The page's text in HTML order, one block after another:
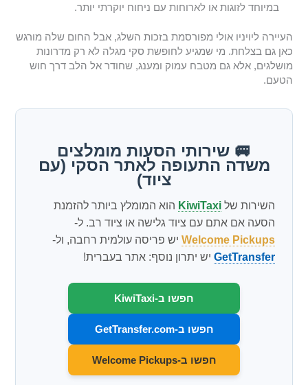
במיוחד לזוגות או לארוחות עם ניחוח יוקרתי יותר.
העיירה ליויניו אולי מפורסמת בזכות השלג, אבל החום שלה מורגש
כאן גם בצלחת. מי שמגיע לחופשת סקי מגלה לא רק מדרונות
מושלגים, אלא גם מטבח עמוק ומענג, שחודר אל הלב דרך חוש
הטעם.
🚐 שירותי הסעות מומלצים
משדה התעופה לאתר הסקי (עם
ציוד)
השירות שלKiwiTaxi הוא המומלץ ביותר להזמנת
הסעה אם אתם עם ציוד גלישה או ציוד רב. ל-
Welcome Pickups יש פריסה עולמית רחבה, ול-
GetTransfer יש יתרון נוסף: אתר בעברית!
חפשו ב-KiwiTaxi
חפשו ב-GetTransfer.com
חפשו ב-Welcome Pickups